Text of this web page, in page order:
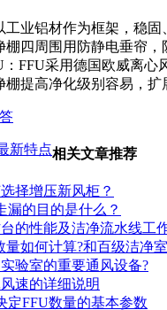
业铝材作为框架，稳固
四周围用防静电垂帘，
FFU采用德国欧威离心
提高净化级别容易，扩
新特点相关文章推荐
择增压新风柜？
漏的目的是什么？
的性能及洁净流水线工
量如何计算?和百级洁净
验室的重要通风设备?
速的详细说明
定FFU数量的基本参数